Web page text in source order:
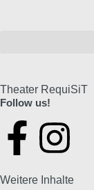
Theater RequiSiT
Follow us!
Weitere Inhalte